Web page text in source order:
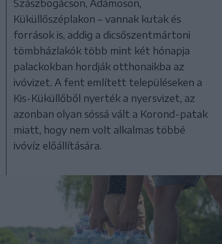
Szászbogácson, Ádámoson,
Küküllőszéplakon – vannak kutak és
források is, addig a dicsőszentmártoni
tömbházlakók több mint két hónapja
palackokban hordják otthonaikba az
ivóvizet. A fent említett településeken a
Kis-Küküllőből nyerték a nyersvizet, az
azonban olyan sóssá vált a Korond-patak
miatt, hogy nem volt alkalmas többé
ivóvíz előállítására.